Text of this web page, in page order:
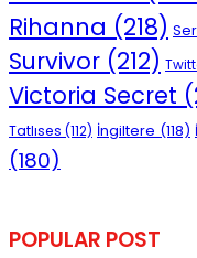
Rihanna (218)
Survivor (212)
Victoria Secret
Tatlıses (112) İngiltere (118)
(180)
POPULAR POST